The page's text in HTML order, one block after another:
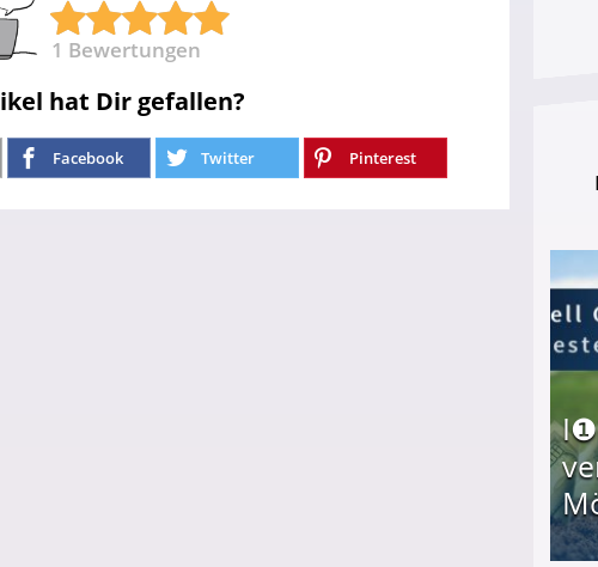
1 Bewertungen
hat Dir gefallen?
Facebook Twitter Pinterest